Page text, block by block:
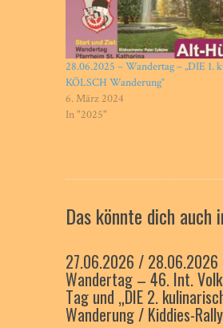
28.06.2025 – Wandertag – „DIE 1.
KÖLSCH Wanderung“
6. März 2024
In "2025"
Das könnte dich
27.06.2026 /
Wandertag – 46. Int.
Tag und „DIE 2.
Wanderung / Kiddies-